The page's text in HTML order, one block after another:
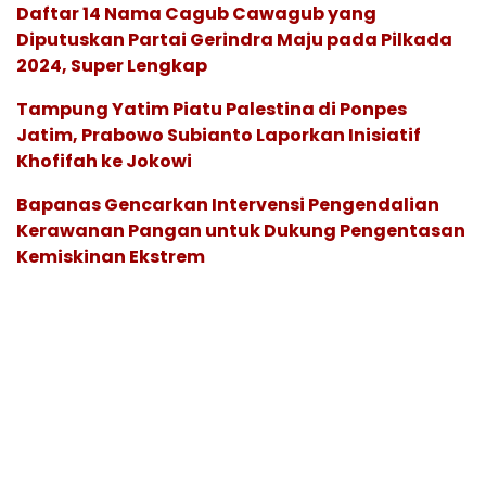
Daftar 14 Nama Cagub Cawagub yang
Diputuskan Partai Gerindra Maju pada Pilkada
2024, Super Lengkap
Tampung Yatim Piatu Palestina di Ponpes
Jatim, Prabowo Subianto Laporkan Inisiatif
Khofifah ke Jokowi
Bapanas Gencarkan Intervensi Pengendalian
Kerawanan Pangan untuk Dukung Pengentasan
Kemiskinan Ekstrem